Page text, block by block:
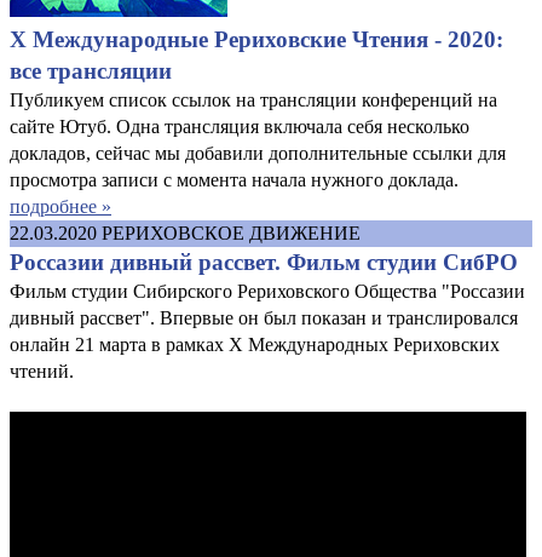
X Международные Рериховские Чтения - 2020:
все трансляции
Публикуем список ссылок на трансляции конференций на
сайте Ютуб. Одна трансляция включала себя несколько
докладов, сейчас мы добавили дополнительные ссылки для
просмотра записи с момента начала нужного доклада.
подробнее »
22.03.2020 РЕРИХОВСКОЕ ДВИЖЕНИЕ
Россазии дивный рассвет. Фильм студии СибРО
Фильм студии Сибирского Рериховского Общества "Россазии
дивный рассвет". Впервые он был показан и транслировался
онлайн 21 марта в рамках X Международных Рериховских
чтений.